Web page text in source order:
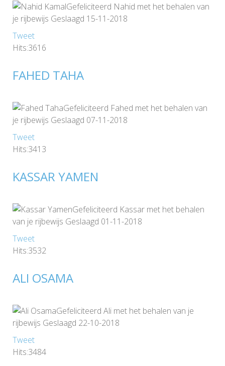
Gefeliciteerd Nahid met het behalen van
je rijbewijs Geslaagd 15-11-2018
Tweet
Hits:3616
FAHED TAHA
Gefeliciteerd Fahed met het behalen van
je rijbewijs Geslaagd 07-11-2018
Tweet
Hits:3413
KASSAR YAMEN
Gefeliciteerd Kassar met het behalen
van je rijbewijs Geslaagd 01-11-2018
Tweet
Hits:3532
ALI OSAMA
Gefeliciteerd Ali met het behalen van je
rijbewijs Geslaagd 22-10-2018
Tweet
Hits:3484